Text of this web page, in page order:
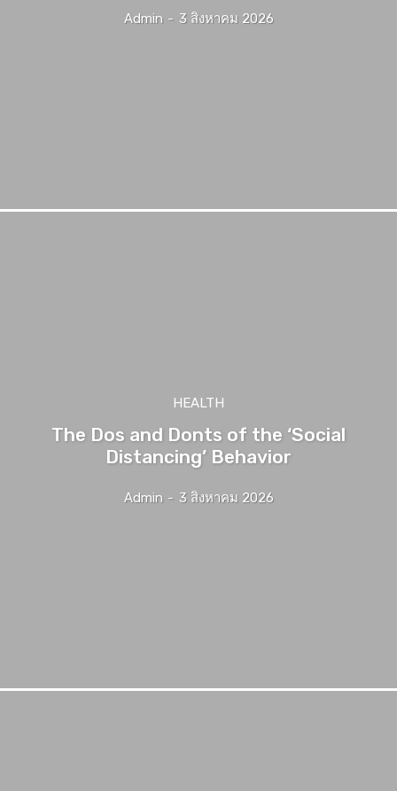
Admin - 3 สิงหาคม 2026
HEALTH
The Dos and Donts of the ‘Social
Distancing’ Behavior
Admin - 3 สิงหาคม 2026